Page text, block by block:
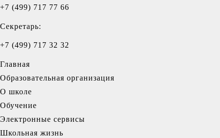
+7 (499) 717 77 66
Секретарь:
+7 (499) 717 32 32
Главная
Образовательная организация
О школе
Обучение
Электронные сервисы
Школьная жизнь